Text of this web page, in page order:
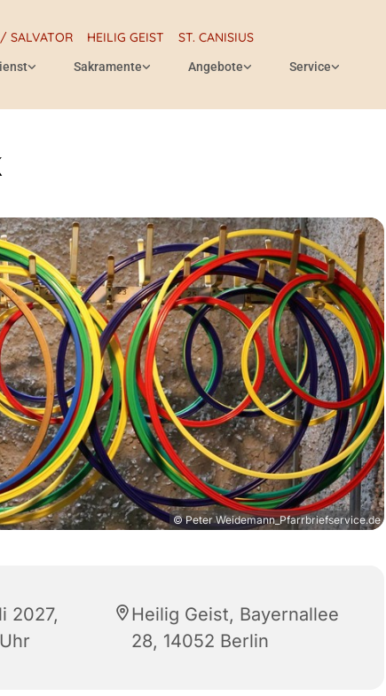
SALVATOR HEILIG GEIST ST. CANISIUS
Sakramente Angebote Service
© Peter Weidemann_Pfarrbriefservice.de
2027,
Heilig Geist, Bayernallee
28, 14052 Berlin